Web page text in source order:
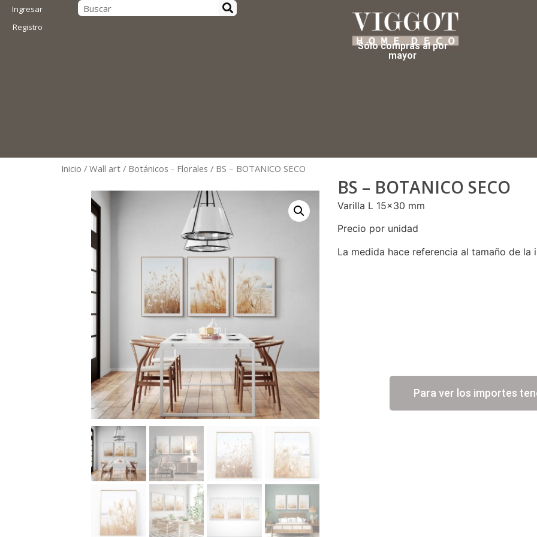
Ingresar
Registro
Sólo compras al por
mayor
Inicio / Wall art / Botánicos - Florales / BS – BOTANICO SECO
BS – BOTANICO SECO
Varilla L 15×30 mm
Precio por unidad
La medida hace referencia al tamaño de la
Para ver los importes